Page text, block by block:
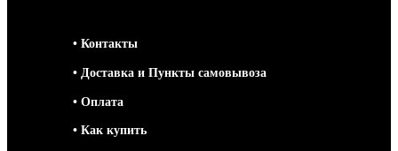
• Контакты
• Доставка и Пункты самовывоза
• Оплата
• Как купить